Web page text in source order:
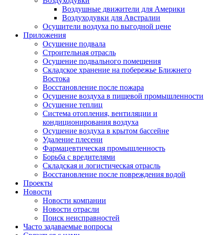
Воздушные движители для Америки
Воздуходувки для Австралии
Осушители воздуха по выгодной цене
Приложения
Осушение подвала
Строительная отрасль
Осушение подвального помещения
Складское хранение на побережье Ближнего
Востока
Восстановление после пожара
Осушение воздуха в пищевой промышленности
Осушение теплиц
Система отопления, вентиляции и
кондиционирования воздуха
Осушение воздуха в крытом бассейне
Удаление плесени
Фармацевтическая промышленность
Борьба с вредителями
Складская и логистическая отрасль
Восстановление после повреждения водой
Проекты
Новости
Новости компании
Новости отрасли
Поиск неисправностей
Часто задаваемые вопросы